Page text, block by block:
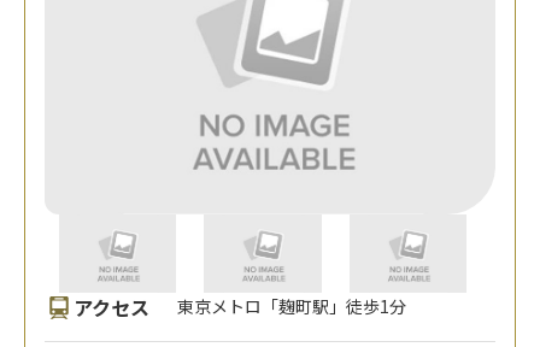
アクセス 東京メトロ「麹町駅」徒歩1分